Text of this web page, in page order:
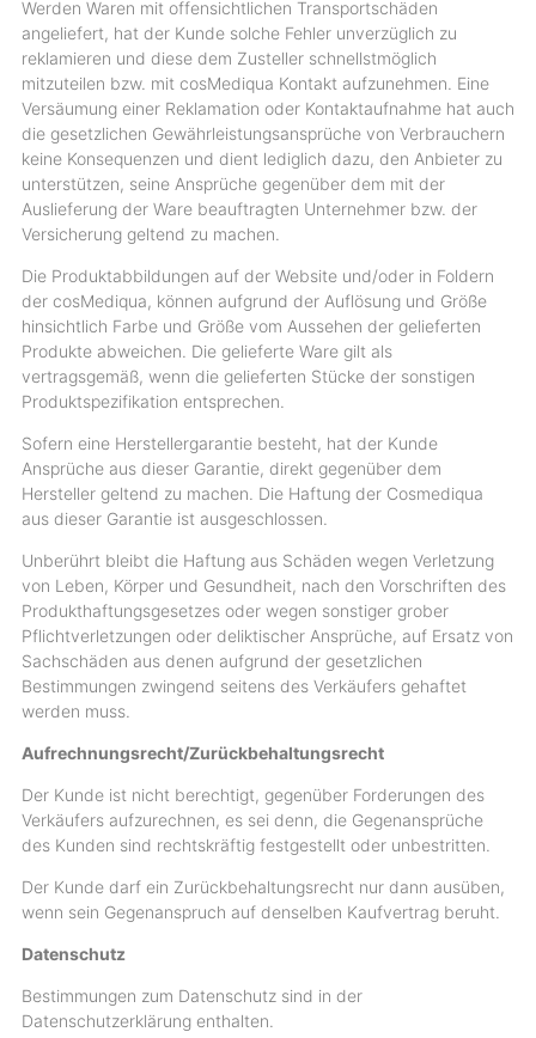
Werden Waren mit offensichtlichen Transportschäden
angeliefert, hat der Kunde solche Fehler unverzüglich zu
reklamieren und diese dem Zusteller schnellstmöglich
mitzuteilen bzw. mit cosMediqua Kontakt aufzunehmen. Eine
Versäumung einer Reklamation oder Kontaktaufnahme hat auch
die gesetzlichen Gewährleistungsansprüche von Verbrauchern
keine Konsequenzen und dient lediglich dazu, den Anbieter zu
unterstützen, seine Ansprüche gegenüber dem mit der
Auslieferung der Ware beauftragten Unternehmer bzw. der
Versicherung geltend zu machen.
Die Produktabbildungen auf der Website und/oder in Foldern
der cosMediqua, können aufgrund der Auflösung und Größe
hinsichtlich Farbe und Größe vom Aussehen der gelieferten
Produkte abweichen. Die gelieferte Ware gilt als
vertragsgemäß, wenn die gelieferten Stücke der sonstigen
Produktspezifikation entsprechen.
Sofern eine Herstellergarantie besteht, hat der Kunde
Ansprüche aus dieser Garantie, direkt gegenüber dem
Hersteller geltend zu machen. Die Haftung der Cosmediqua
aus dieser Garantie ist ausgeschlossen.
Unberührt bleibt die Haftung aus Schäden wegen Verletzung
von Leben, Körper und Gesundheit, nach den Vorschriften des
Produkthaftungsgesetzes oder wegen sonstiger grober
Pflichtverletzungen oder deliktischer Ansprüche, auf Ersatz von
Sachschäden aus denen aufgrund der gesetzlichen
Bestimmungen zwingend seitens des Verkäufers gehaftet
werden muss.
Aufrechnungsrecht/Zurückbehaltungsrecht
Der Kunde ist nicht berechtigt, gegenüber Forderungen des
Verkäufers aufzurechnen, es sei denn, die Gegenansprüche
des Kunden sind rechtskräftig festgestellt oder unbestritten.
Der Kunde darf ein Zurückbehaltungsrecht nur dann ausüben,
wenn sein Gegenanspruch auf denselben Kaufvertrag beruht.
Datenschutz
Bestimmungen zum Datenschutz sind in der
Datenschutzerklärung enthalten.